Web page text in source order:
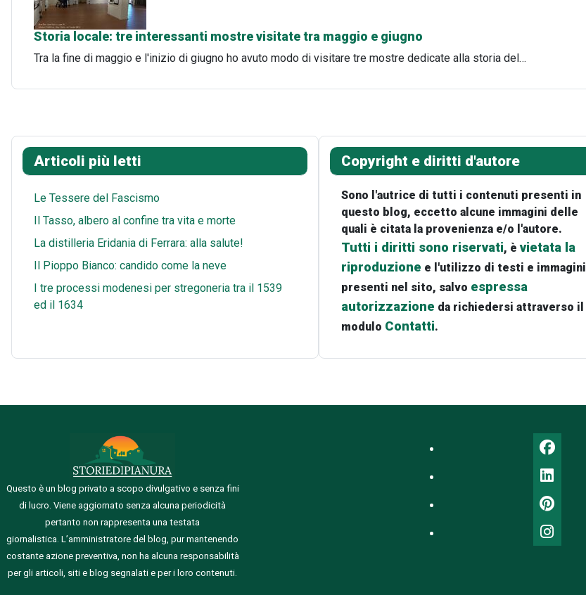
Storia locale: tre interessanti mostre visitate tra maggio e giugno
Tra la fine di maggio e l'inizio di giugno ho avuto modo di visitare tre mostre dedicate alla storia del…
Articoli più letti
Le Tessere del Fascismo
Il Tasso, albero al confine tra vita e morte
La distilleria Eridania di Ferrara: alla salute!
Il Pioppo Bianco: candido come la neve
I tre processi modenesi per stregoneria tra il 1539
ed il 1634
Copyright e diritti d'autore
Sono l'autrice di tutti i contenuti presenti in
questo blog, eccetto alcune immagini delle
quali è citata la provenienza e/o l'autore.
Tutti i diritti sono riservati, è vietata la
riproduzione e l'utilizzo di testi e immagini
presenti nel sito, salvo espressa
autorizzazione da richiedersi attraverso il
modulo Contatti.
Questo è un blog privato a scopo divulgativo e senza fini
di lucro. Viene aggiornato senza alcuna periodicità
pertanto non rappresenta una testata
giornalistica. L’amministratore del blog, pur mantenendo
costante azione preventiva, non ha alcuna responsabilità
per gli articoli, siti e blog segnalati e per i loro contenuti.